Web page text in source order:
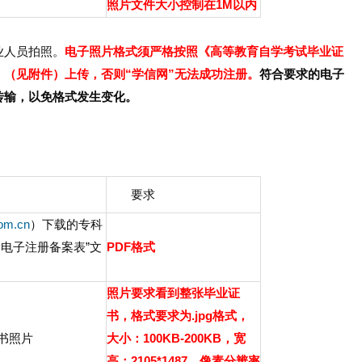
照片文件大小控制在1M以内
员拍照。 电子照片格式须严格按照《高等教育自学考试毕业证
见附件）上传，否则“学信网”无法成功注册。 符合要求的电子
，以免格式发生变化。
要求
）下载的专科
子注册备案表”文 PDF格式
照片
照片要求看到整张毕业证
书，格式要求为.jpg格式，
大小：100KB-200KB，宽